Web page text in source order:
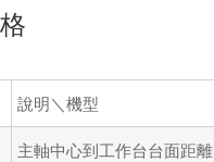
說明＼機型
主軸中心到工作台台面距離